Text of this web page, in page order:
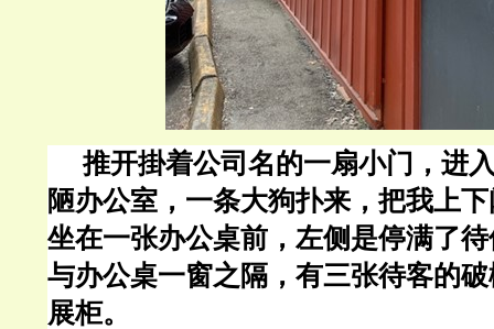
推开掛着公司名的一扇小门，进
陋办公室，一条大狗扑来，把我上
坐在一张办公桌前，左侧是停满了
与办公桌一窗之隔，有三张待客的
展柜。